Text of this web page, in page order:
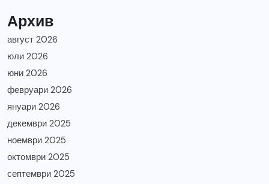
Архив
август 2026
юли 2026
юни 2026
февруари 2026
януари 2026
декември 2025
ноември 2025
октомври 2025
септември 2025